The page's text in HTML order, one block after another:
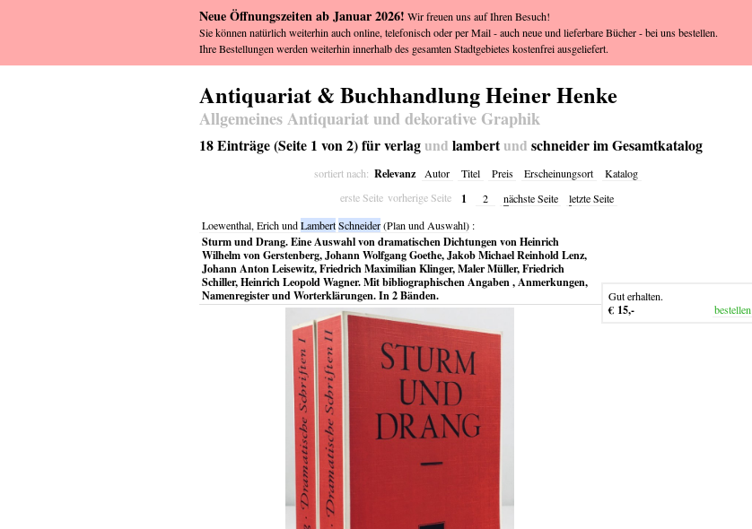
Antiquariat & Buchhandlung Heiner Henke
Allgemeines Antiquariat und dekorative Graphik
18 Einträge (Seite 1 von 2) für verlagund lambertund schneider im Gesamtkatalog
sortiert nach: Relevanz Autor Titel Preis Erscheinungsort
Katalog
erste Seite vorherige Seite 1 2 nächste Seite letzte Seite
Loewenthal, Erich undLambert Schneider(Plan und Auswahl):
Sturm und Drang. Eine Auswahl von dramatischen Dichtungen von Heinrich
Wilhelm von Gerstenberg, Johann Wolfgang Goethe, Jakob Michael Reinhold Lenz,
Johann Anton Leisewitz, Friedrich Maximilian Klinger, Maler Müller, Friedrich
Schiller, Heinrich Leopold Wagner. Mit bibliographischen Angaben , Anmerkungen,
Namenregister und Worterklärungen. In 2 Bänden.
Gut erhalten.
€ 15,- bestellen
Neue Öffnungszeiten ab Januar 2026! Wir freuen uns auf Ihren Besuch!
Sie können natürlich weiterhin auch online, telefonisch oder per Mail - auch neue und lieferbare Bücher - bei uns bestellen.
Ihre Bestellungen werden weiterhin innerhalb des gesamten Stadtgebietes kostenfrei ausgeliefert.